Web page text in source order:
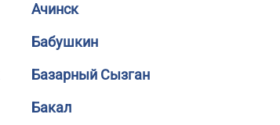
Ачинск
Бабушкин
Базарный Сызган
Бакал